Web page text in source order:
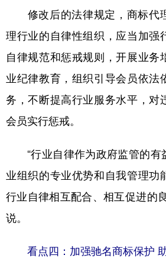
修改后的法律规定，商标代
理行业的自律性组织，应当加强
自律规范和惩戒规则，开展业务
业纪律教育，组织引导会员依法
务，不断提高行业服务水平，对
会员实行惩戒。
“行业自律作为政府监管的有
业组织的专业优势和自我管理功
行业自律相互配合、相互促进的
说。
看点四：加强驰名商标保护